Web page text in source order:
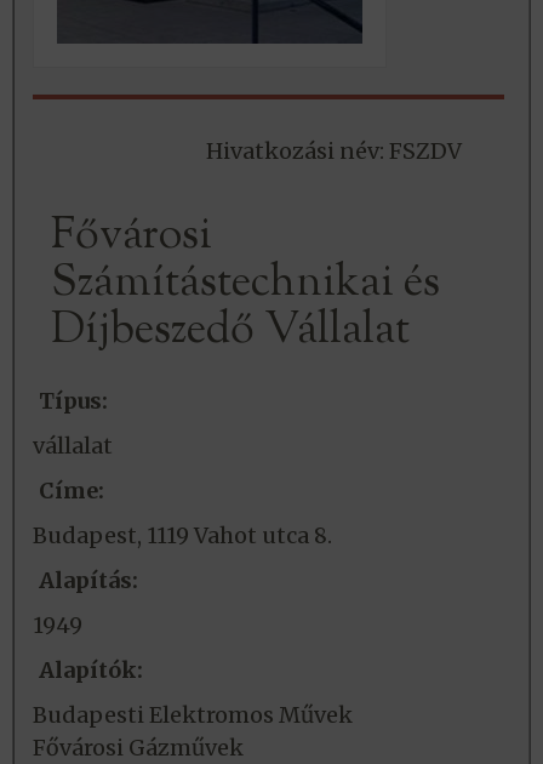
Hivatkozási név: FSZDV
Fővárosi
Számítástechnikai és
Díjbeszedő Vállalat
Típus:
vállalat
Címe:
Budapest, 1119 Vahot utca 8.
Alapítás:
1949
Alapítók:
Budapesti Elektromos Művek
Fővárosi Gázművek